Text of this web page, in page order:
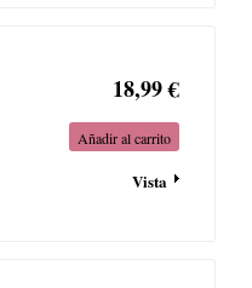
18,99 €
Añadir al carrito
Vista